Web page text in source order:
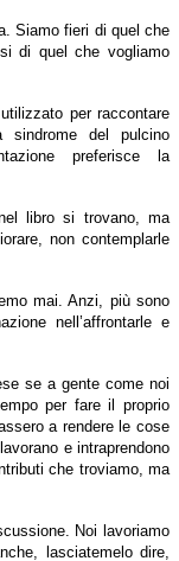
Siamo fieri di quel che
di quel che vogliamo
per raccontare
sindrome del pulcino
preferisce la
libro si trovano, ma
non contemplarle
mai. Anzi, più sono
nell’affrontarle e
se a gente come noi
per fare il proprio
a rendere le cose
e intraprendono
che troviamo, ma
Noi lavoriamo
lasciatemelo dire,